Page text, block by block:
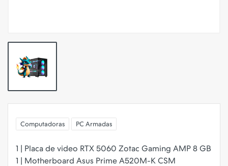
Computadoras PC Armadas
1 | Placa de video RTX 5060 Zotac Gaming AMP 8 GB
1 | Motherboard Asus Prime A520M-K CSM